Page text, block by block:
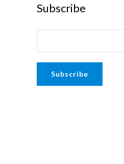
Subscribe
Subscribe